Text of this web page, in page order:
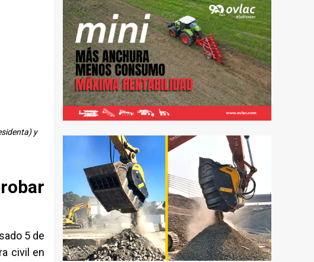
y
5 de
civil en